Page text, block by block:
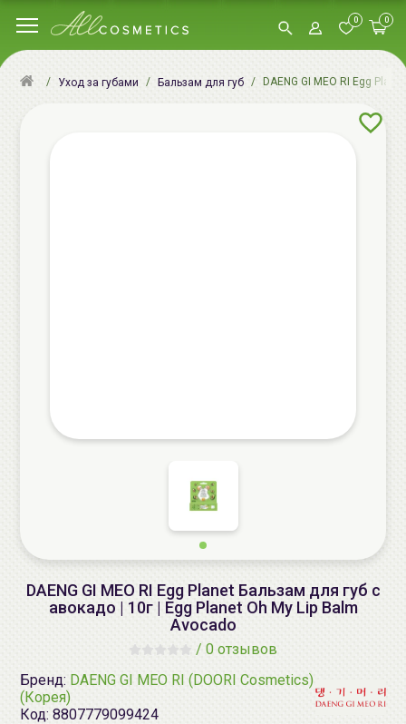
0 0
Уход за губами Бальзам для губ DAENG GI MEO RI Egg
DAENG GI MEO RI Egg Planet Бальзам для губ с
авокадо | 10г | Egg Planet Oh My Lip Balm
Avocado
/ 0 отзывов
Бренд: DAENG GI MEO RI (DOORI Cosmetics)
(Корея)
Код: 8807779099424